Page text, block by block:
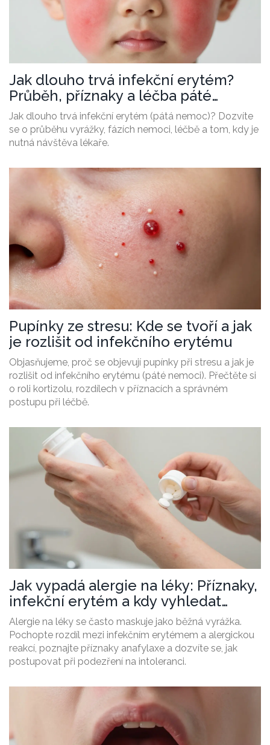
Jak dlouho trvá infekční erytém?
Průběh, příznaky a léčba páté
nemoci
Jak dlouho trvá infekční erytém (pátá nemoc)? Dozvíte
se o průběhu vyrážky, fázích nemoci, léčbě a tom, kdy je
nutná návštěva lékaře.
Pupínky ze stresu: Kde se tvoří a jak
je rozlišit od infekčního erytému
Objasňujeme, proč se objevují pupínky při stresu a jak je
rozlišit od infekčního erytému (páté nemoci). Přečtěte si
o roli kortizolu, rozdílech v příznacích a správném
postupu při léčbě.
Jak vypadá alergie na léky: Příznaky,
infekční erytém a kdy vyhledat
lékaře
Alergie na léky se často maskuje jako běžná vyrážka.
Pochopte rozdíl mezi infekčním erytémem a alergickou
reakcí, poznajte příznaky anafylaxe a dozvíte se, jak
postupovat při podezření na intoleranci.